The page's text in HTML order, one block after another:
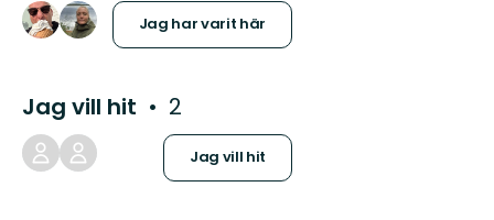
Jag har varit här
Jag vill hit 2
Jag vill hit